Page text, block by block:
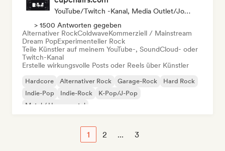
YouTube/Twitch -Kanal, Media Outlet/Journalist
> 1500 Antworten gegeben
Alternativer RockColdwaveKommerziell / Mainstream
Dream PopExperimenteller Rock
Teile Künstler auf meinem YouTube-, SoundCloud- oder
Twitch-Kanal
Erstelle wirkungsvolle Posts oder Reels über Künstler
Hardcore Alternativer Rock Garage-Rock
Hard Rock
Indie-Pop
Indie-Rock
K-Pop/J-Pop
Metal / Heavy metal
1 2 ... 3